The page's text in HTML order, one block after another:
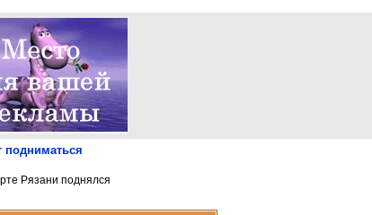
подниматься
Рязани поднялся